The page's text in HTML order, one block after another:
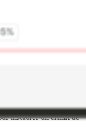
doit
parson sens de l’écoute
instaurer un climat de